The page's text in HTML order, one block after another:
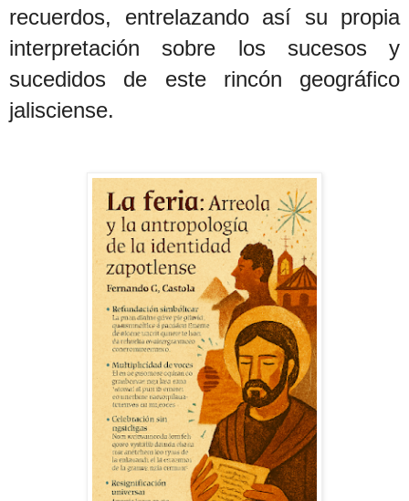
recuerdos, entrelazando así su propia
interpretación sobre los sucesos y
sucedidos de este rincón geográfico
jalisciense.